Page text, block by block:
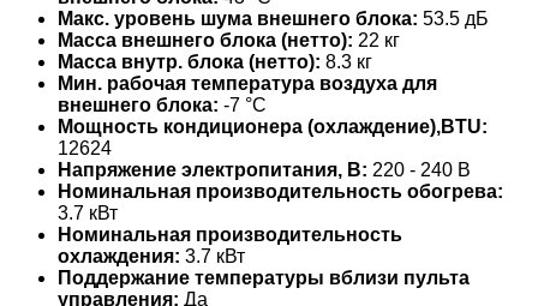
Макс. уровень шума внешнего блока: 53.5 дБ
Масса внешнего блока (нетто): 22 кг
Масса внутр. блока (нетто): 8.3 кг
Мин. рабочая температура воздуха для
внешнего блока: -7 °С
Мощность кондиционера (охлаждение),BTU:
12624
Напряжение электропитания, В: 220 - 240 В
Номинальная производительность обогрева:
3.7 кВт
Номинальная производительность
охлаждения: 3.7 кВт
Поддержание температуры вблизи пульта
управления: Да